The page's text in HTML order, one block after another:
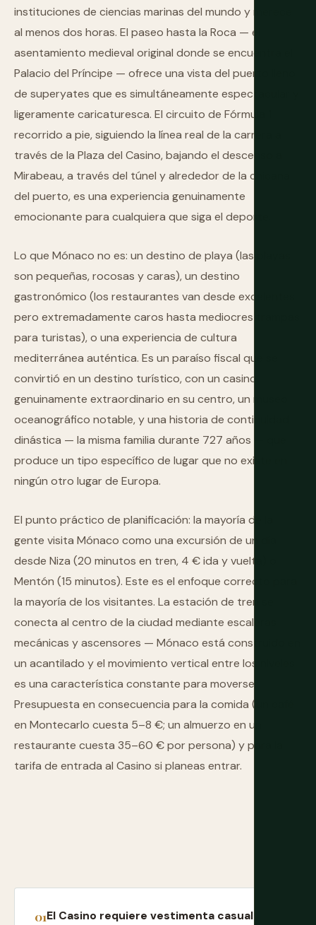
instituciones de ciencias marinas del mundo y merece
al menos dos horas. El paseo hasta la Roca — el
asentamiento medieval original donde se encuentra el
Palacio del Príncipe — ofrece una vista del puerto lleno
de superyates que es simultáneamente espectacular y
ligeramente caricaturesca. El circuito de Fórmula 1
recorrido a pie, siguiendo la línea real de la carrera a
través de la Plaza del Casino, bajando el descenso a
Mirabeau, a través del túnel y alrededor de la chicana
del puerto, es una experiencia genuinamente
emocionante para cualquiera que siga el deporte.
Lo que Mónaco no es: un destino de playa (las playas
son pequeñas, rocosas y caras), un destino
gastronómico (los restaurantes van desde excelentes
pero extremadamente caros hasta mediocres trampas
para turistas), o una experiencia de cultura
mediterránea auténtica. Es un paraíso fiscal que se
convirtió en un destino turístico, con un casino
genuinamente extraordinario en su centro, un museo
oceanográfico notable, y una historia de continuidad
dinástica — la misma familia durante 727 años — que
produce un tipo específico de lugar que no existe en
ningún otro lugar de Europa.
El punto práctico de planificación: la mayoría de la
gente visita Mónaco como una excursión de un día
desde Niza (20 minutos en tren, 4 € ida y vuelta) o
Mentón (15 minutos). Este es el enfoque correcto para
la mayoría de los visitantes. La estación de tren se
conecta al centro de la ciudad mediante escaleras
mecánicas y ascensores — Mónaco está construido en
un acantilado y el movimiento vertical entre los niveles
es una característica constante para moverse.
Presupuesta en consecuencia para la comida (un café
en Montecarlo cuesta 5–8 €; un almuerzo en un
restaurante cuesta 35–60 € por persona) y para la
tarifa de entrada al Casino si planeas entrar.
El Casino requiere vestimenta casual